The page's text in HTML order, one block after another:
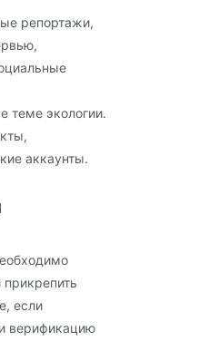
репортажи,
теме экологии.
аккаунты.
прикрепить
если
верификацию